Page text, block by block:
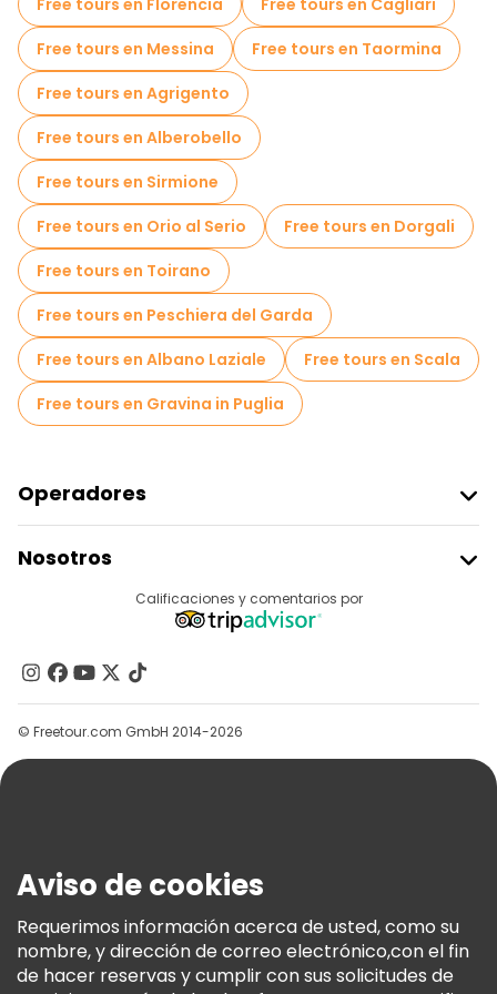
Free tours en Florencia
Free tours en Cagliari
Free tours en Messina
Free tours en Taormina
Free tours en Agrigento
Free tours en Alberobello
Free tours en Sirmione
Free tours en Orio al Serio
Free tours en Dorgali
Free tours en Toirano
Free tours en Peschiera del Garda
Free tours en Albano Laziale
Free tours en Scala
Free tours en Gravina in Puglia
Operadores
Acceder Como Proveedor
Programa De Afiliados
Nosotros
Contacto
Grupos
Ayuda
Términos E Información Legal
Política De Cookies
Freetour Premios
Calificaciones y comentarios por
© Freetour.com GmbH 2014-2026
Aviso de cookies
Requerimos información acerca de usted, como su
nombre, y dirección de correo electrónico,con el fin
de hacer reservas y cumplir con sus solicitudes de